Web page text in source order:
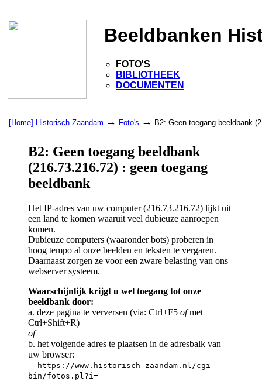
Beeldbanken
FOTO'S
BIBLIOTHEEK
DOCUMENTEN
[Home] Historisch Zaandam → Foto's → B2: Geen toegang beeldbank
B2: Geen toegang beeldbank
(216.73.216.72) : geen toegang
beeldbank
Het IP-adres van uw computer (216.73.216.72) lijkt uit
een land te komen waaruit veel dubieuze aanroepen
komen.
Dubieuze computers (waaronder bots) proberen in
hoog tempo al onze beelden en teksten te vergaren.
Daarnaast zorgen ze voor een zware belasting van ons
webserver systeem.
Waarschijnlijk krijgt u wel toegang tot onze
beeldbank door:
a. deze pagina te verversen (via: Ctrl+F5 ofmet
Ctrl+Shift+R)
of
b. het volgende adres te plaatsen in de adresbalk van
uw browser:
https://www.historisch-zaandam.nl/cgi-
bin/fotos.pl?i=